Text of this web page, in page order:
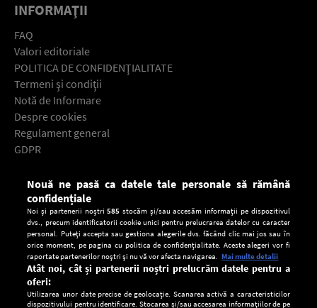
INFORMAŢII
FAQ
Valori editoriale
POLITICA DE CONFIDENŢIALITATE
Termeni şi condiţii
Notă de Informare
Despre cookies
Regulament general
GDPR
Descarcă gratuit aplicaţia Europa FM pentru smartphone:
Nouă ne pasă ca datele tale personale să rămână
confidențiale
Noi și partenerii noștri585 stocăm și/sau accesăm informații pe dispozitivul
dvs., precum identificatorii cookie unici pentru prelucrarea datelor cu caracter
personal. Puteți accepta sau gestiona alegerile dvs. făcând clic mai jos sau în
orice moment, pe pagina cu politica de confidențialitate. Aceste alegeri vor fi
raportate partenerilor noștri și nu vă vor afecta navigarea. Mai multe detalii
Atât noi, cât și partenerii noștri prelucrăm datele pentru a
oferi:
Utilizarea unor date precise de geolocație. Scanarea activă a caracteristicilor
dispozitivului pentru identificare. Stocarea și/sau accesarea informațiilor de pe